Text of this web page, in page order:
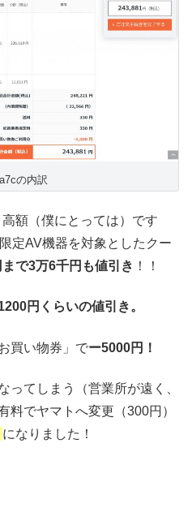
の内訳
額（僕にとっては）です
定AV機器を対象としたクー
で3万6千円も値引き ！！
円くらいの値引き。
買い物券」でー5000円！
ってしまう（営業所が遠く、
料でヤマトへ変更（300円）
になりました！